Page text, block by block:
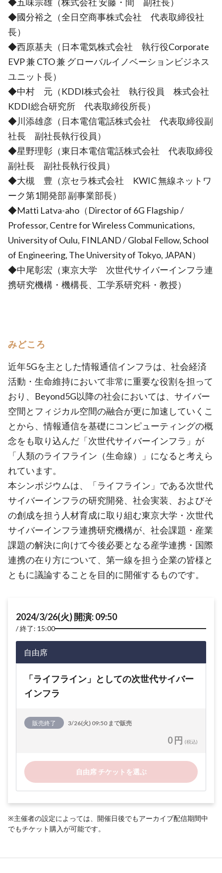
◆國分裕之（全日空商事株式会社 代表取締役社
長）
◆西原基夫（日本電気株式会社 執行役Corporate
EVP 兼 CTO 兼 グローバルイノベーションビジネス
ユニット長）
◆中村 元（KDDI株式会社 執行役員 株式会社
KDDI総合研究所 代表取締役所長）
◆川添雄彦（日本電信電話株式会社 代表取締役副
社長 副社長執行役員）
◆星野理彰（東日本電信電話株式会社 代表取締役
副社長 副社長執行役員）
◆大槻 豊（京セラ株式会社 KWIC 無線ネットワ
ーク第1開発部 副事業部長）
◆Matti Latva-aho（Director of 6G Flagship /
Professor, Centre for Wireless Communications,
University of Oulu, FINLAND / Global Fellow, School
of Engineering, The University of Tokyo, JAPAN）
◆中尾彰宏（東京大学 次世代サイバーインフラ連
携研究機構・機構長、工学系研究科・教授）
みどころ
近年5Gを主とした情報通信インフラは、社会経済
活動・生命維持において非常に重要な役割を担って
おり、Beyond5G以降の社会においては、サイバー
空間とフィジカル空間の融合が更に加速していくこ
とから、情報通信を基礎にコンピューティングの概
念をも取り込んだ「次世代サイバーインフラ」が
「人類のライフライン（生命線）」になると考えら
れています。
本シンポジウムは、「ライフライン」である次世代
サイバーインフラの研究開発、社会実装、およびそ
の創成を担う人材育成に取り組む東京大学・次世代
サイバーインフラ連携研究機構が、社会課題・産業
課題の解決に向けて今後必要となる産学連携・国際
連携の在り方について、第一線を担う企業の皆様と
ともに議論することを目的に開催するものです。
2024/3/26(火) 開演: 09:50
終了: 15:00
自由席
「ライフライン」としての次世代サイバー
インフラ
販売終了 3/26(火) 09:50 まで販売
0 円 (税込)
自由席 チケットを選ぶ
※主催者の設定によっては、開催日後でもアーカイブ配信期間中
でもチケット購入が可能です。